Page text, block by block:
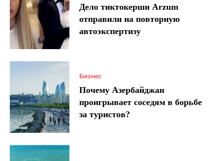
Дело тиктокерши Arzum
отправили на повторную
автоэкспертизу
Бизнес
Почему Азербайджан
проигрывает соседям в борьбе
за туристов?